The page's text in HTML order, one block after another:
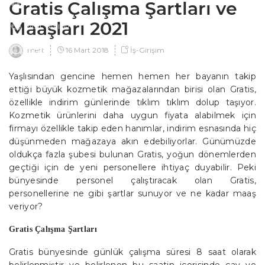
İNTERNET
NASIL YAPILIR?
EDITÖRDEN
Gratis Çalışma Şartları ve
Maaşları 2021
mert 16 Mart 2018 İş-Girişim
Yaşlısından gencine hemen hemen her bayanın takip
ettiği büyük kozmetik mağazalarından birisi olan Gratis,
özellikle indirim günlerinde tıklım tıklım dolup taşıyor.
Kozmetik ürünlerini daha uygun fiyata alabilmek için
firmayı özellikle takip eden hanımlar, indirim esnasında hiç
düşünmeden mağazaya akın edebiliyorlar. Günümüzde
oldukça fazla şubesi bulunan Gratis, yoğun dönemlerden
geçtiği için de yeni personellere ihtiyaç duyabilir. Peki
bünyesinde personel çalıştıracak olan Gratis,
personellerine ne gibi şartlar sunuyor ve ne kadar maaş
veriyor?
Gratis Çalışma Şartları
Gratis bünyesinde günlük çalışma süresi 8 saat olarak